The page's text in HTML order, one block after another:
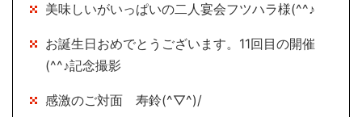
美味しいがいっぱいの二人宴会フツハラ様(^^♪
お誕生日おめでとうございます。11回目の開催
(^^♪記念撮影
感激のご対面 寿鈴(^▽^)/